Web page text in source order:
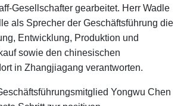
Gesellschafter gearbeitet. Herr Wadle
als Sprecher der Geschäftsführung die
Entwicklung, Produktion und
sowie den chinesischen
in Zhangjiagang verantworten.
Yongwu Chen